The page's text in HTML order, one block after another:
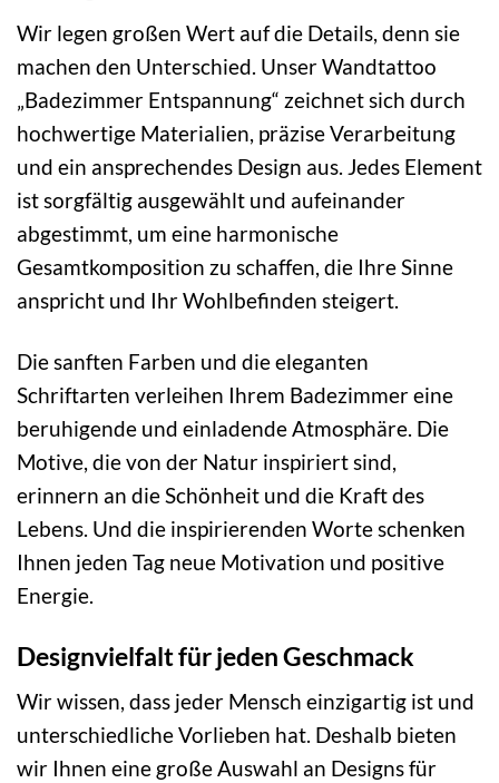
Wir legen großen Wert auf die Details, denn sie
machen den Unterschied. Unser Wandtattoo
„Badezimmer Entspannung“ zeichnet sich durch
hochwertige Materialien, präzise Verarbeitung
und ein ansprechendes Design aus. Jedes Element
ist sorgfältig ausgewählt und aufeinander
abgestimmt, um eine harmonische
Gesamtkomposition zu schaffen, die Ihre Sinne
anspricht und Ihr Wohlbefinden steigert.
Die sanften Farben und die eleganten
Schriftarten verleihen Ihrem Badezimmer eine
beruhigende und einladende Atmosphäre. Die
Motive, die von der Natur inspiriert sind,
erinnern an die Schönheit und die Kraft des
Lebens. Und die inspirierenden Worte schenken
Ihnen jeden Tag neue Motivation und positive
Energie.
Designvielfalt für jeden Geschmack
Wir wissen, dass jeder Mensch einzigartig ist und
unterschiedliche Vorlieben hat. Deshalb bieten
wir Ihnen eine große Auswahl an Designs für